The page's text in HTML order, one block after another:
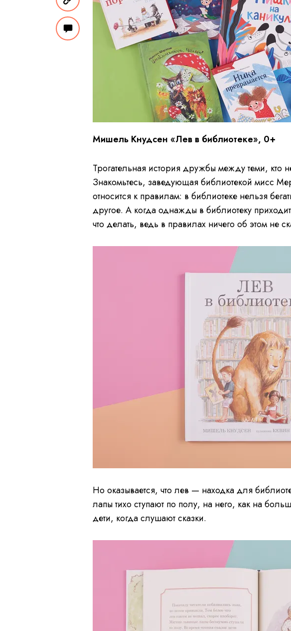
Мишель Кнудсен «Лев в библиотеке», 0+
Трогательная история дружбы между теми, кто
Знакомьтесь, заведующая библиотекой мисс
относится к правилам: в библиотеке нельзя
другое. А когда однажды в библиотеку
что делать, ведь в правилах ничего об этом не
Но оказывается, что лев — находка для
лапы тихо ступают по полу, на него, как на
дети, когда слушают сказки.